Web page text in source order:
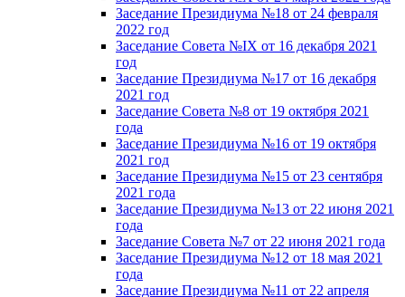
Заседание Президиума №18 от 24 февраля
2022 год
Заседание Совета №IX от 16 декабря 2021
год
Заседание Президиума №17 от 16 декабря
2021 год
Заседание Совета №8 от 19 октября 2021
года
Заседание Президиума №16 от 19 октября
2021 год
Заседание Президиума №15 от 23 сентября
2021 года
Заседание Президиума №13 от 22 июня 2021
года
Заседание Совета №7 от 22 июня 2021 года
Заседание Президиума №12 от 18 мая 2021
года
Заседание Президиума №11 от 22 апреля